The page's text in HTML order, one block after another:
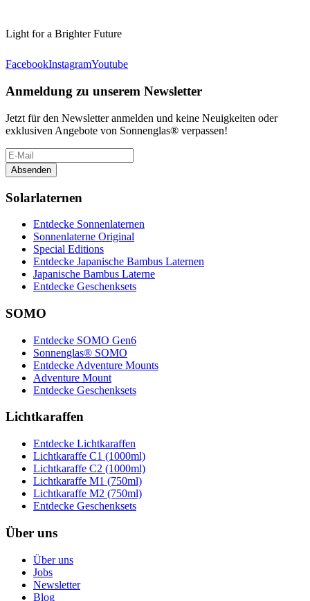
Light for a Brighter Future
FacebookInstagramYoutube
Anmeldung zu unserem Newsletter
Jetzt für den Newsletter anmelden und keine Neuigkeiten oder
exklusiven Angebote von Sonnenglas® verpassen!
Absenden
Solarlaternen
Entdecke Sonnenlaternen
Sonnenlaterne Original
Special Editions
Entdecke Japanische Bambus Laternen
Japanische Bambus Laterne
Entdecke Geschenksets
SOMO
Entdecke SOMO Gen6
Sonnenglas® SOMO
Entdecke Adventure Mounts
Adventure Mount
Entdecke Geschenksets
Lichtkaraffen
Entdecke Lichtkaraffen
Lichtkaraffe C1 (1000ml)
Lichtkaraffe C2 (1000ml)
Lichtkaraffe M1 (750ml)
Lichtkaraffe M2 (750ml)
Entdecke Geschenksets
Über uns
Über uns
Jobs
Newsletter
Blog